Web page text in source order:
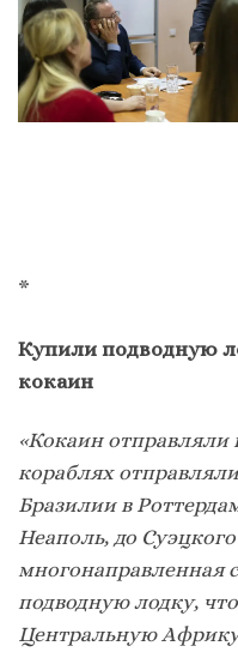
*
Купили подводную
кокаин
«Кокаин отправляли
кораблях
Бразилии в
Неаполь, до
многонаправленная
подводную лодку,
Центральную